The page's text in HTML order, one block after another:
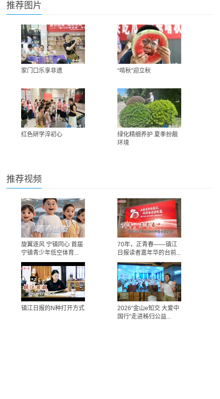
推荐图片
家门口乐享非遗 “啃秋”迎立秋
红色研学淬初心
绿化精细养护 夏季扮靓
环境
推荐视频
旋翼逐风 宁镇同心 首届
宁镇青少年低空体育...
70年，正青春——镇江
日报读者嘉年华的台前...
镇江日报的N种打开方式
2026“金山e知交 大爱中
国行”走进秭归公益...